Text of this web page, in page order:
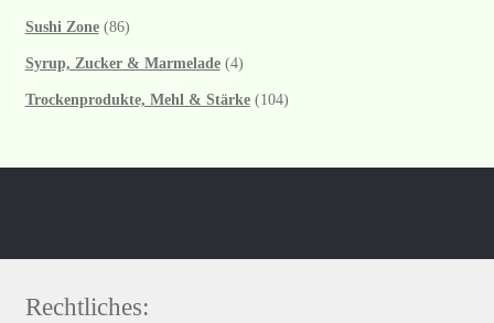
Sushi Zone (86)
Syrup, Zucker & Marmelade (4)
Trockenprodukte, Mehl & Stärke (104)
Rechtliches: